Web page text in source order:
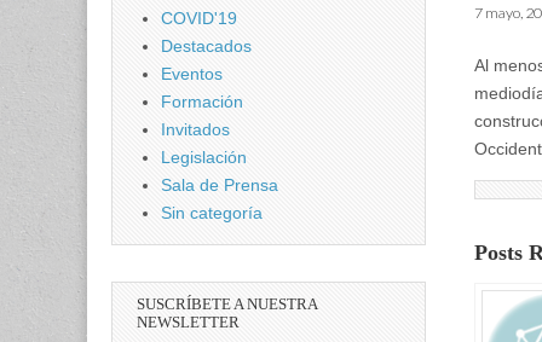
7 mayo,
Al
Posts
COVID'19
Destacados
Eventos
Formación
Invitados
Legislación
Sala de Prensa
Sin categoría
SUSCRÍBETE A NUESTRA
NEWSLETTER